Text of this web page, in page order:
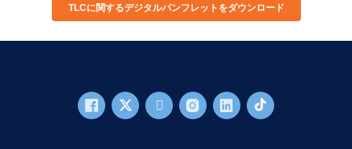
TLCに関するデジタルパンフレットをダウンロード